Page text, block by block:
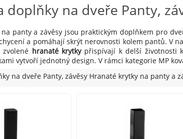
doplňky na dveře Panty,
panty a závěsy jsou praktickým doplňkem pro
a pomáhají skrýt nerovnosti kolem pantů. V
hranaté krytkypřispívají k delší životnosti
vytvoří jednotný design. V rámci kategorie MP
na dveře Panty, závěsy Hranaté krytky na panty a